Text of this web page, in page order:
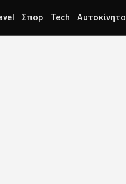
Σπορ Tech Αυτοκίνητο